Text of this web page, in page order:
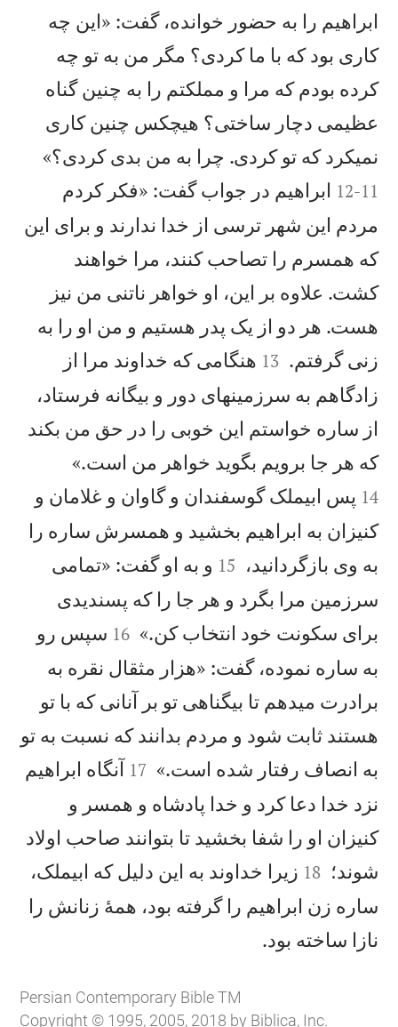
ابراهيم را به حضور خوانده، گفت: «اين چه
كاری بود كه با ما كردی؟ مگر من به تو چه
كرده بودم كه مرا و مملكتم را به چنين گناه
عظيمی دچار ساختی؟ هيچكس چنين كاری
نمیكرد كه تو كردی. چرا به من بدی كردی؟»
11
-
12 ابراهيم در جواب گفت: «فكر كردم
مردم اين شهر ترسی از خدا ندارند و برای اين
كه همسرم را تصاحب كنند، مرا خواهند
كشت. علاوه بر اين، او خواهر ناتنی من نيز
هست. هر دو از يک پدر هستيم و من او را به
زنی گرفتم. 

13 هنگامی كه خداوند مرا از
زادگاهم به سرزمينهای دور و بيگانه فرستاد،
از ساره خواستم اين خوبی را در حق من بكند
كه هر جا برويم بگويد خواهر من است.»
14 پس ابيملک گوسفندان و گاوان و غلامان و
كنيزان به ابراهيم بخشيد و همسرش ساره را
به وی بازگردانيد، 

15 و به او گفت: «تمامی
سرزمين مرا بگرد و هر جا را كه پسنديدی
برای سكونت خود انتخاب كن.»

16 سپس رو
به ساره نموده، گفت: «هزار مثقال نقره به
برادرت میدهم تا بیگناهی تو بر آنانی كه با تو
هستند ثابت شود و مردم بدانند كه نسبت به تو
به انصاف رفتار شده است.»

17 آنگاه ابراهيم
نزد خدا دعا كرد و خدا پادشاه و همسر و
كنيزان او را شفا بخشيد تا بتوانند صاحب اولاد
شوند؛ 

18 زيرا خداوند به اين دليل كه ابيملک،
ساره زن ابراهيم را گرفته بود، همهٔ زنانش را
نازا ساخته بود.
Persian Contemporary Bible TM
Copyright © 1995, 2005, 2018 by Biblica, Inc.